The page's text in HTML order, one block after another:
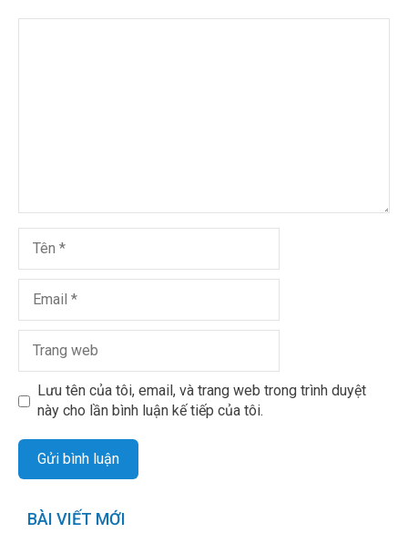
Lưu tên của tôi, email, và trang web trong trình duyệt
này cho lần bình luận kế tiếp của tôi.
BÀI VIẾT MỚI